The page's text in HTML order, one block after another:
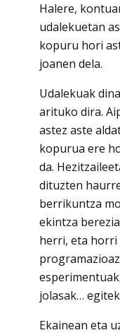
Halere,
udalekuetan
kopuru hori
joanen dela.
Udalekuak
arituko dira.
astez aste
kopurua ere
da.
dituzten
berrikuntza
ekintza
herri, eta horri
jolasak…
Ekainean eta